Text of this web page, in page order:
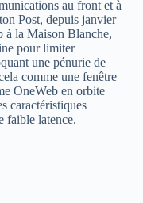
au front et à
Post, depuis janvier
à la Maison Blanche,
pour limiter
une pénurie de
comme une fenêtre
OneWeb en orbite
caractéristiques
faible latence.